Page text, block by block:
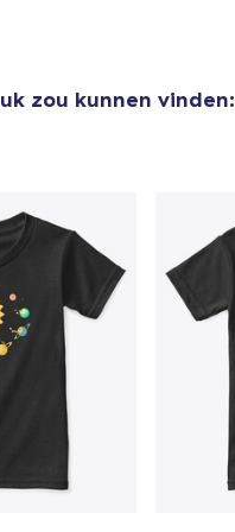
zou kunnen vinden: